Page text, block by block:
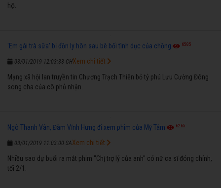
hộ.
'Em gái trà sữa' bị đồn ly hôn sau bê bối tình dục của chồng 6585
03/01/2019 12:03:33 CH
Mạng xã hội lan truyền tin Chương Trạch Thiên bỏ tỷ phú Lưu Cường Đông
song cha của cô phủ nhận.
Xem chi tiết
Ngô Thanh Vân, Đàm Vĩnh Hưng đi xem phim của Mỹ Tâm 6265
03/01/2019 11:03:00 SA
Nhiều sao dự buổi ra mắt phim "Chị trợ lý của anh" có nữ ca sĩ đóng chính,
tối 2/1.
Xem chi tiết